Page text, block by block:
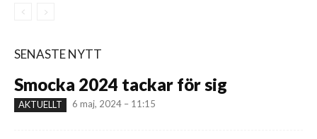
SENASTE NYTT
Smocka 2024 tackar för sig
AKTUELLT 6 maj, 2024 – 11:15